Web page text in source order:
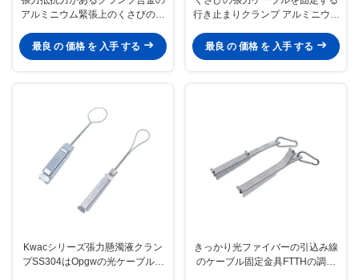
アルミニウム緊張上のくさびのタ
最良 の 価格 を 入手 する
行き止まりクランプ アルミニウム
最良 の 価格 を 入手 する
Kwacシリーズ張力懸濁液クラン
プSS304はOpgwの光ケーブルに
きっかり光ファイバーの引込み線
のケーブル固定金具FTTHの調節